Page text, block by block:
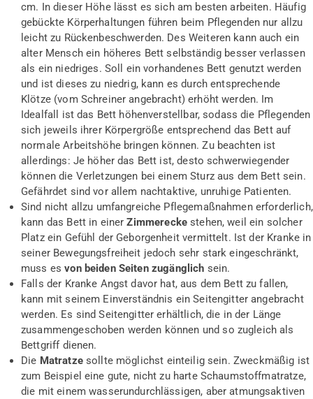
cm. In dieser Höhe lässt es sich am besten arbeiten. Häufig
gebückte Körperhaltungen führen beim Pflegenden nur allzu
leicht zu Rückenbeschwerden. Des Weiteren kann auch ein
alter Mensch ein höheres Bett selbständig besser verlassen
als ein niedriges. Soll ein vorhandenes Bett genutzt werden
und ist dieses zu niedrig, kann es durch entsprechende
Klötze (vom Schreiner angebracht) erhöht werden. Im
Idealfall ist das Bett höhenverstellbar, sodass die Pflegenden
sich jeweils ihrer Körpergröße entsprechend das Bett auf
normale Arbeitshöhe bringen können. Zu beachten ist
allerdings: Je höher das Bett ist, desto schwerwiegender
können die Verletzungen bei einem Sturz aus dem Bett sein.
Gefährdet sind vor allem nachtaktive, unruhige Patienten.
Sind nicht allzu umfangreiche Pflegemaßnahmen erforderlich,
kann das Bett in einerZimmereckestehen, weil ein solcher
Platz ein Gefühl der Geborgenheit vermittelt. Ist der Kranke in
seiner Bewegungsfreiheit jedoch sehr stark eingeschränkt,
muss esvon beiden Seiten zugänglich sein.
Falls der Kranke Angst davor hat, aus dem Bett zu fallen,
kann mit seinem Einverständnis ein Seitengitter angebracht
werden. Es sind Seitengitter erhältlich, die in der Länge
zusammengeschoben werden können und so zugleich als
Bettgriff dienen.
Die Matratze sollte möglichst einteilig sein. Zweckmäßig ist
zum Beispiel eine gute, nicht zu harte Schaumstoffmatratze,
die mit einem wasserundurchlässigen, aber atmungsaktiven